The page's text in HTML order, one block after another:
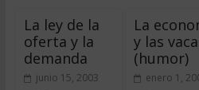
La ley de la
oferta y la
demanda
junio 15, 2003
La
y las
(humor)
enero 1,